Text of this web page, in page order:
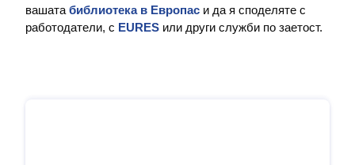
вашата библиотека в Европас и да я споделяте с
работодатели, с EURES или други служби по заетост.